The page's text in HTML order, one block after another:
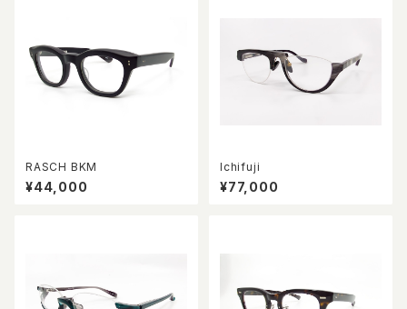
RASCH BKM
¥44,000
Ichifuji
¥77,000